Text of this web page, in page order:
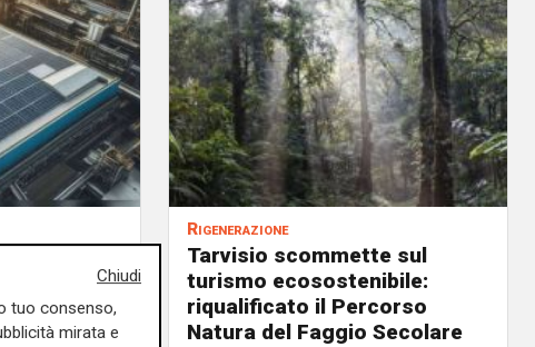
dalla
un’idea
ed
Rigenerazione
Tarvisio scommette sul
turismo ecosostenibile:
riqualificato il Percorso
Natura del Faggio Secolare
Chiudi
tuo consenso,
mirata e